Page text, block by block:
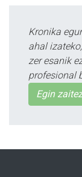
Kronika
ahal
zer esanik
profesional
Egin